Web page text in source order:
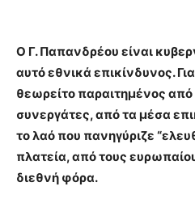
Ο Γ. Παπανδρέου είναι
αυτό εθνικά επικίνδυνος.
θεωρείτο παραιτημένος από
συνεργάτες, από τα μέσα
το λαό που πανηγύριζε
πλατεία, από τους
διεθνή φόρα.